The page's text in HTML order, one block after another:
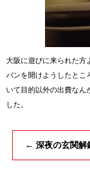
大阪に遊びに来られた方
バンを開けようしたとこ
いて目的以外の出費なん
した。
← 深夜の玄関解